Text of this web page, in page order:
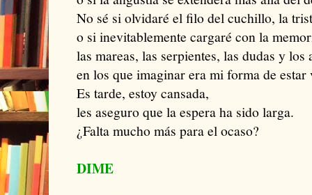
No sé si olvidaré el filo del cuchillo, la
o si inevitablemente cargaré con la
las mareas, las serpientes, las dudas y los
en los que imaginar era mi forma de estar
Es tarde, estoy cansada,
les aseguro que la espera ha sido larga.
¿Falta mucho más para el ocaso?
DIME